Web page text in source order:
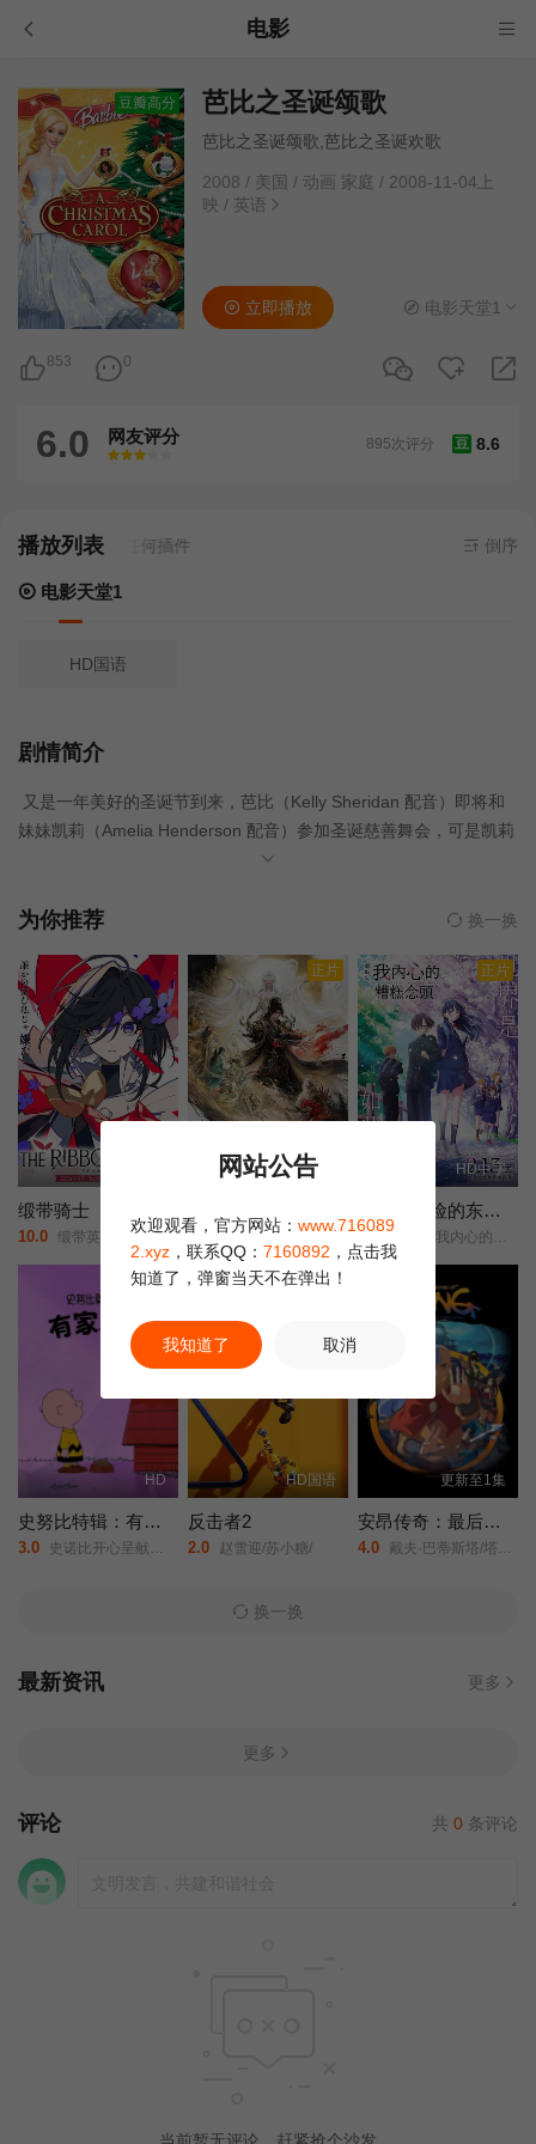
电影
豆瓣高分 芭比之圣诞颂歌
芭比之圣诞颂歌,芭比之圣诞欢歌
2008 / 美国 / 动画 家庭 / 2008-11-04上
映 / 英语
853 0
立即播放 电影天堂1
6.0 网友评分
很差
较差还行推荐力荐
豆 8.6
895次评分
播放列表
1- 无需安装任何插件 倒序
电影天堂1
HD国语
剧情简介
又是一年美好的圣诞节到来，芭比（Kelly Sheridan 配音）即将和
妹妹凯莉（Amelia Henderson 配音）参加圣诞慈善舞会，可是凯莉
却犯起了脾气。于是，芭比借助雪花球，为妹妹讲述了一个发生在
斯塔林（Morwenna Banks 配音），她自视甚高，讨厌圣诞节以及
都对尖刻傲慢伊甜忌惮三分。大家原打算庆祝平安夜，可是伊甜竟
然要求大家全部留下来排练。没有人能够说服她改变主意，这个高
高在上的女王用她的傲慢带给所有人不快。 这时，一个意外发生在
了伊甜的身上，让她冰冷的灵魂发生些许改变……
为你推荐 换一换
缎带骑士
10.0 缎带英雄/蓝宝石王子/The Ribbon Hero/
正片
HD国语
5.0 完美世界/剧场版之九劫焚天/完美世界之九劫焚天/完美世界剧场版/第二部/Perfect World Movie: Nine Tribulations Incinerate the Heavens/Perfect World Movie: Nine Calamities Burning Heaven/
正片
HD中字
我心里危险的东西剧场版
2.0 剧场版/我内心的糟糕念头(台)/The Dangers in My Heart: The Movie/
HD
史努比特辑：有家真好
3.0 史诺比开心呈献：在家千日好(港)/
HD国语
反击者2
2.0 赵雪迎/苏小糖/
更新至1集
安昂传奇：最后的气宗
4.0 戴夫·巴蒂斯塔/塔伊加·维迪提/芙蕾达·平托/史蒂文·元/关继威/杰拉尔丁·维斯瓦纳坦/南允道/杰西卡·马滕/迪·布莱德利·贝克/罗曼·萨拉戈萨/佩塔·萨金特/Dionne·Quan/
换一换
最新资讯 更多
更多
评论 共 0 条评论
当前暂无评论，赶紧抢个沙发
网站公告
欢迎观看，官方网站： www.716089
2.xyz ，联系QQ： 7160892 ，点击我
知道了，弹窗当天不在弹出！
我知道了 取消